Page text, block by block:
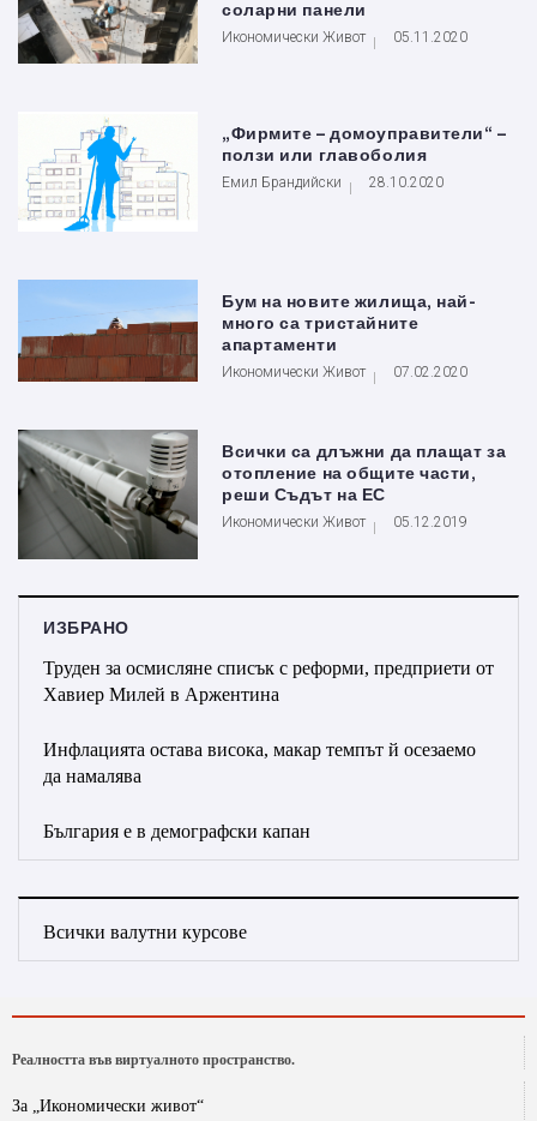
соларни панели
Икономически Живот 05.11.2020
„Фирмите – домоуправители“ –
ползи или главоболия
Емил Брандийски 28.10.2020
Бум на новите жилища, най-
много са тристайните
апартаменти
Икономически Живот 07.02.2020
Всички са длъжни да плащат за
отопление на общите части,
реши Съдът на ЕС
Икономически Живот 05.12.2019
ИЗБРАНО
Труден за осмисляне списък с реформи, предприети от
Хавиер Милей в Аржентина
Инфлацията остава висока, макар темпът й осезаемо
да намалява
България е в демографски капан
Всички валутни курсове
Реалността във виртуалното пространство.
За „Икономически живот“